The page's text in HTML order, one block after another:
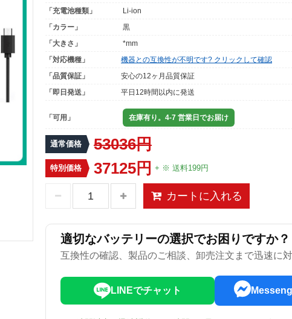
「充電池種類」
Li-ion
「カラー」
黒
「大きさ」
*mm
「対応機種」
機器との互換性が不明です? クリックして確認
「品質保証」
安心の12ヶ月品質保証
「即日発送」
平日12時間以内に発送
「可用」 在庫有り。4-7 営業日でお届け
通常価格 53036円
特別価格 37125円 + ※ 送料199円
カートに入れる
適切なバッテリーの選択でお困りですか？
互換性の確認、製品のご相談、卸売注文まで迅速に対
LINEでチャット